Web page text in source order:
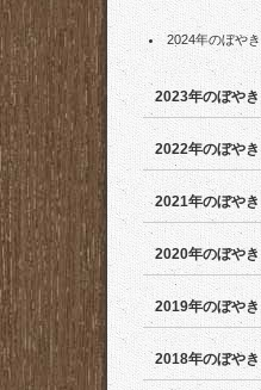
2024年のぼやき
2023年のぼやき
2022年のぼやき
2021年のぼやき
2020年のぼやき
2019年のぼやき
2018年のぼやき